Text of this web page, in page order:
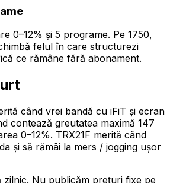
0–12% și 5 programe. Pe 1750,
felul în care structurezi
ce rămâne fără abonament.
când vrei bandă cu iFiT și ecran
contează greutatea maximă 147
0–12%. TRX21F merită când
și să rămâi la mers / jogging ușor
zilnic. Nu publicăm prețuri fixe pe